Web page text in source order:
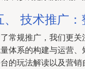
、 技术推广
常规推广，我们更
体系的构建与运营
的玩法解读以及营